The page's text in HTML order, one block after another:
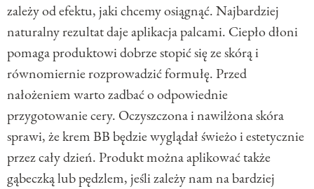
zależy od efektu, jaki chcemy osiągnąć. Najbardziej
naturalny rezultat daje aplikacja palcami. Ciepło dłoni
pomaga produktowi dobrze stopić się ze skórą i
równomiernie rozprowadzić formułę. Przed
nałożeniem warto zadbać o odpowiednie
przygotowanie cery. Oczyszczona i nawilżona skóra
sprawi, że krem BB będzie wyglądał świeżo i estetycznie
przez cały dzień. Produkt można aplikować także
gąbeczką lub pędzlem, jeśli zależy nam na bardziej